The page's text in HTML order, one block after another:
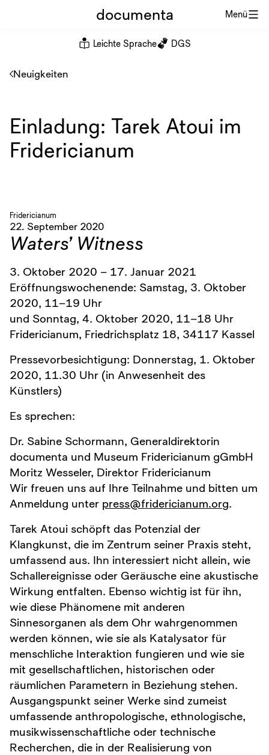
Menü
documenta
Leichte Sprache DGS
Neuigkeiten
Einladung: Tarek Atoui im
Fridericianum
Fridericianum
22. September 2020
Waters’ Witness
3. Oktober 2020 – 17. Januar 2021
Eröffnungswochenende: Samstag, 3. Oktober
2020, 11–19 Uhr
und Sonntag, 4. Oktober 2020, 11–18 Uhr
Fridericianum, Friedrichsplatz 18, 34117 Kassel
Pressevorbesichtigung: Donnerstag, 1. Oktober
2020, 11.30 Uhr (in Anwesenheit des
Künstlers)
Es sprechen:
Dr. Sabine Schormann, Generaldirektorin
documenta und Museum Fridericianum gGmbH
Moritz Wesseler, Direktor Fridericianum
Wir freuen uns auf Ihre Teilnahme und bitten um
Anmeldung unter press@fridericianum.org.
Tarek Atoui schöpft das Potenzial der
Klangkunst, die im Zentrum seiner Praxis steht,
umfassend aus. Ihn interessiert nicht allein, wie
Schallereignisse oder Geräusche eine akustische
Wirkung entfalten. Ebenso wichtig ist für ihn,
wie diese Phänomene mit anderen
Sinnesorganen als dem Ohr wahrgenommen
werden können, wie sie als Katalysator für
menschliche Interaktion fungieren und wie sie
mit gesellschaftlichen, historischen oder
räumlichen Parametern in Beziehung stehen.
Ausgangspunkt seiner Werke sind zumeist
umfassende anthropologische, ethnologische,
musikwissenschaftliche oder technische
Recherchen, die in der Realisierung von